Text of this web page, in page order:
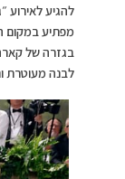
להגיע לאירוע
מפתיע במקום
בגזרה של
לבנה מעוטרת